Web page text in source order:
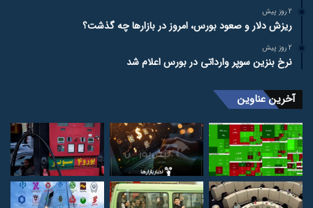
2 روز پیش
ریزش دلار و صعود بورس، امروز در بازارها چه گذشت؟
2 روز پیش
نرخ بنزین سوپر وارداتی در بورس اعلام شد
آخرین عناوین